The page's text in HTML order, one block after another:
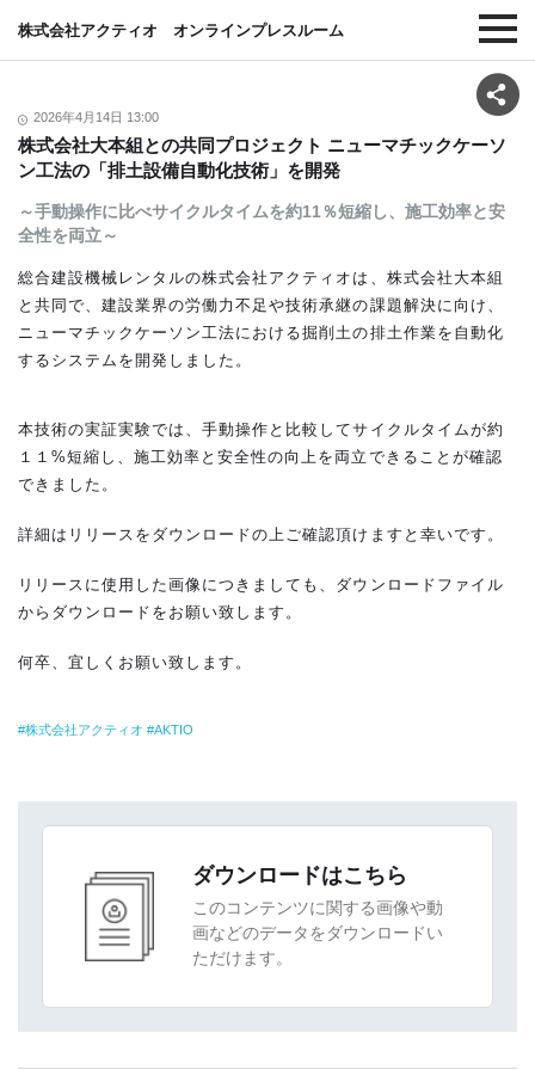
株式会社アクティオ オンラインプレスルーム
2026年4月14日 13:00
株式会社大本組との共同プロジェクト ニューマチックケーソ
ン工法の「排土設備自動化技術」を開発
～手動操作に比べサイクルタイムを約11％短縮し、施工効率と安
全性を両立～
総合建設機械レンタルの株式会社アクティオは、株式会社大本組
と共同で、建設業界の労働力不足や技術承継の課題解決に向け、
ニューマチックケーソン工法における掘削土の排土作業を自動化
するシステムを開発しました。
本技術の実証実験では、手動操作と比較してサイクルタイムが約
１１%短縮し、施工効率と安全性の向上を両立できることが確認
できました。
詳細はリリースをダウンロードの上ご確認頂けますと幸いです。
リリースに使用した画像につきましても、ダウンロードファイル
からダウンロードをお願い致します。
何卒、宜しくお願い致します。
株式会社アクティオ AKTIO
ダウンロードはこちら
このコンテンツに関する画像や動
画などのデータをダウンロードい
ただけます。